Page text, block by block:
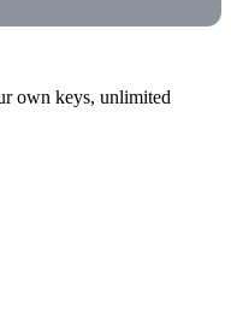
own keys, unlimited